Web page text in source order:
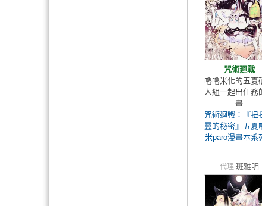
咒術廻戰
嚕嚕米化的五夏
人組一起出任務
畫
咒術迴戰：『扭
靈的秘密』五夏
米paro漫畫本
代理 班雅明